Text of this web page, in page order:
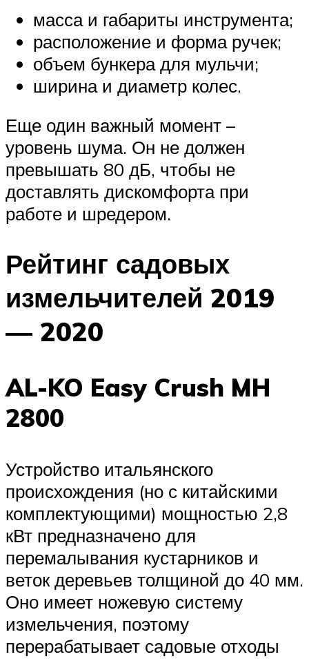
масса и габариты инструмента;
расположение и форма ручек;
объем бункера для мульчи;
ширина и диаметр колес.
Еще один важный момент –
уровень шума. Он не должен
превышать 80 дБ, чтобы не
доставлять дискомфорта при
работе и шредером.
Рейтинг садовых
измельчителей 2019
— 2020
AL-KO Easy Crush MH
2800
Устройство итальянского
происхождения (но с китайскими
комплектующими) мощностью 2,8
кВт предназначено для
перемалывания кустарников и
веток деревьев толщиной до 40 мм.
Оно имеет ножевую систему
измельчения, поэтому
перерабатывает садовые отходы